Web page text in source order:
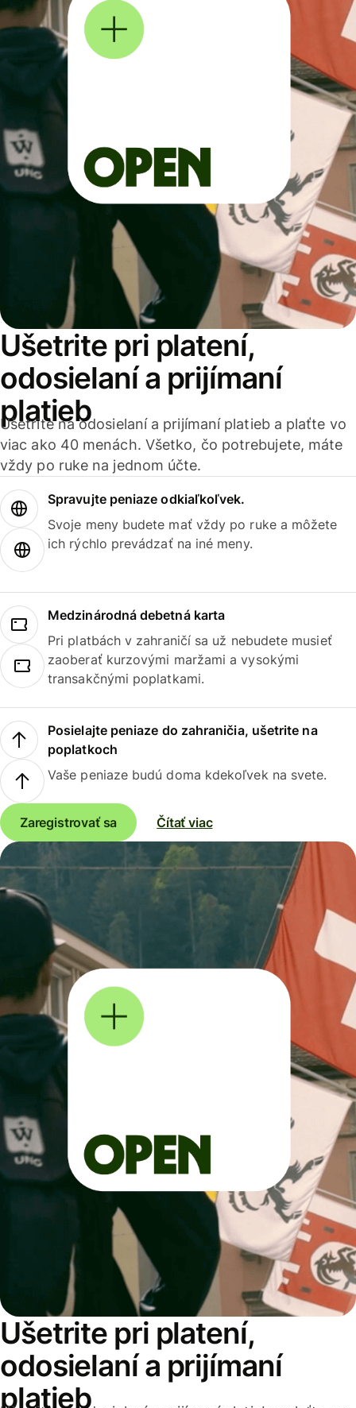
Ušetrite pri platení,
odosielaní a prijímaní
platieb
Ušetrite na odosielaní a prijímaní platieb a plaťte vo
viac ako 40 menách. Všetko, čo potrebujete, máte
vždy po ruke na jednom účte.
Spravujte peniaze odkiaľkoľvek.
Svoje meny budete mať vždy po ruke a môžete
ich rýchlo prevádzať na iné meny.
Medzinárodná debetná karta
Pri platbách v zahraničí sa už nebudete musieť
zaoberať kurzovými maržami a vysokými
transakčnými poplatkami.
Posielajte peniaze do zahraničia, ušetrite na
poplatkoch
Vaše peniaze budú doma kdekoľvek na svete.
Zaregistrovať sa Čítať viac
Ušetrite pri platení,
odosielaní a prijímaní
platieb